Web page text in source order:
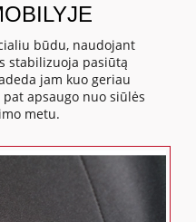
būdu, naudojant
stabilizuoja pasiūtą
jam kuo geriau
apsaugo nuo siūlės
metu.